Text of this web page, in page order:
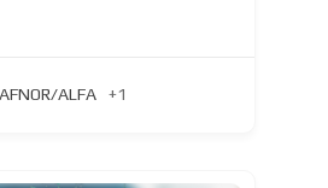
ALFA +1